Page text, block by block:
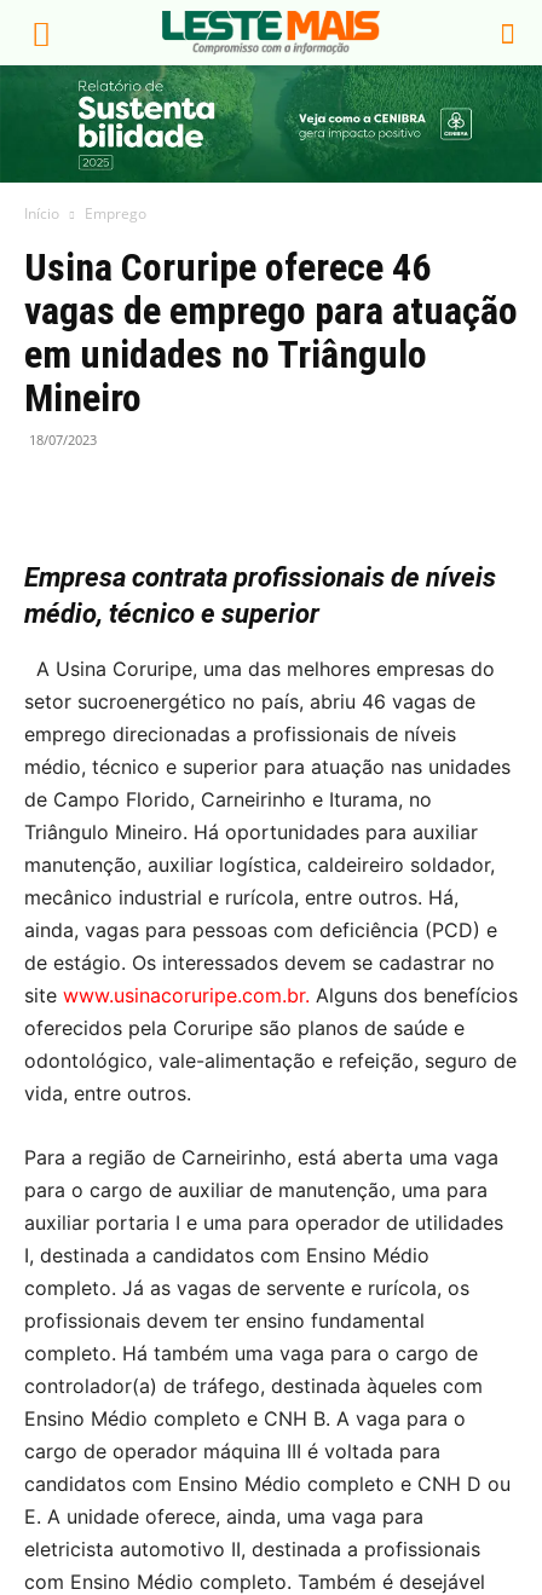
Início Emprego
Usina Coruripe oferece 46
vagas de emprego para atuação
em unidades no Triângulo
Mineiro
18/07/2023
Empresa contrata profissionais de níveis
médio, técnico e superior
A Usina Coruripe, uma das melhores empresas do
setor sucroenergético no país, abriu 46 vagas de
emprego direcionadas a profissionais de níveis
médio, técnico e superior para atuação nas unidades
de Campo Florido, Carneirinho e Iturama, no
Triângulo Mineiro. Há oportunidades para auxiliar
manutenção, auxiliar logística, caldeireiro soldador,
mecânico industrial e rurícola, entre outros. Há,
ainda, vagas para pessoas com deficiência (PCD) e
de estágio. Os interessados devem se cadastrar no
site www.usinacoruripe.com.br. Alguns dos benefícios
oferecidos pela Coruripe são planos de saúde e
odontológico, vale-alimentação e refeição, seguro de
vida, entre outros.
Para a região de Carneirinho, está aberta uma vaga
para o cargo de auxiliar de manutenção, uma para
auxiliar portaria I e uma para operador de utilidades
I, destinada a candidatos com Ensino Médio
completo. Já as vagas de servente e rurícola, os
profissionais devem ter ensino fundamental
completo. Há também uma vaga para o cargo de
controlador(a) de tráfego, destinada àqueles com
Ensino Médio completo e CNH B. A vaga para o
cargo de operador máquina III é voltada para
candidatos com Ensino Médio completo e CNH D ou
E. A unidade oferece, ainda, uma vaga para
eletricista automotivo II, destinada a profissionais
com Ensino Médio completo. Também é desejável